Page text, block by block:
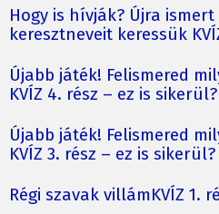
Hogy is hívják? Újra
keresztneveit keressük
Újabb játék! Felismered
KVÍZ 4. rész – ez is sikerül?
Újabb játék! Felismered
KVÍZ 3. rész – ez is sikerül?
Régi szavak villámKVÍZ 1.